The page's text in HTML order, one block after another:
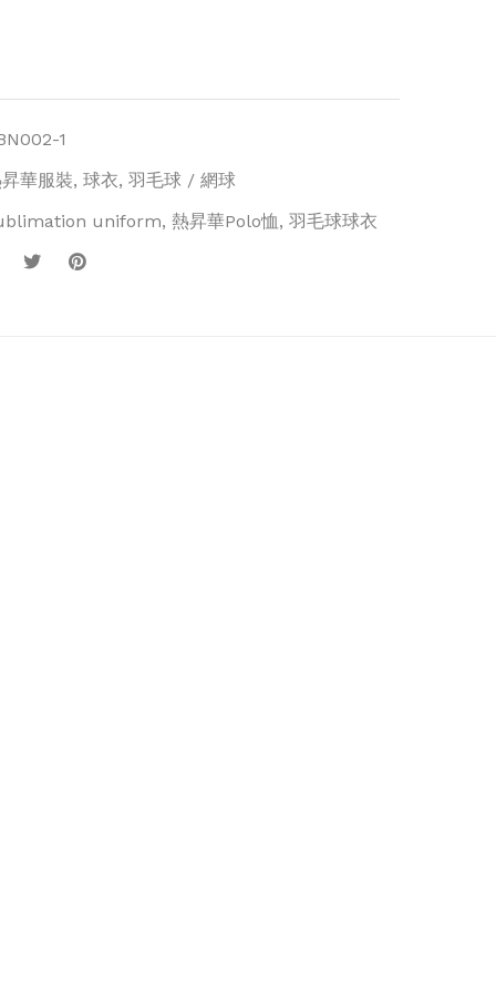
1
華服裝, 球衣, 羽毛球 / 網球
uniform, 熱昇華Polo恤, 羽毛球球衣